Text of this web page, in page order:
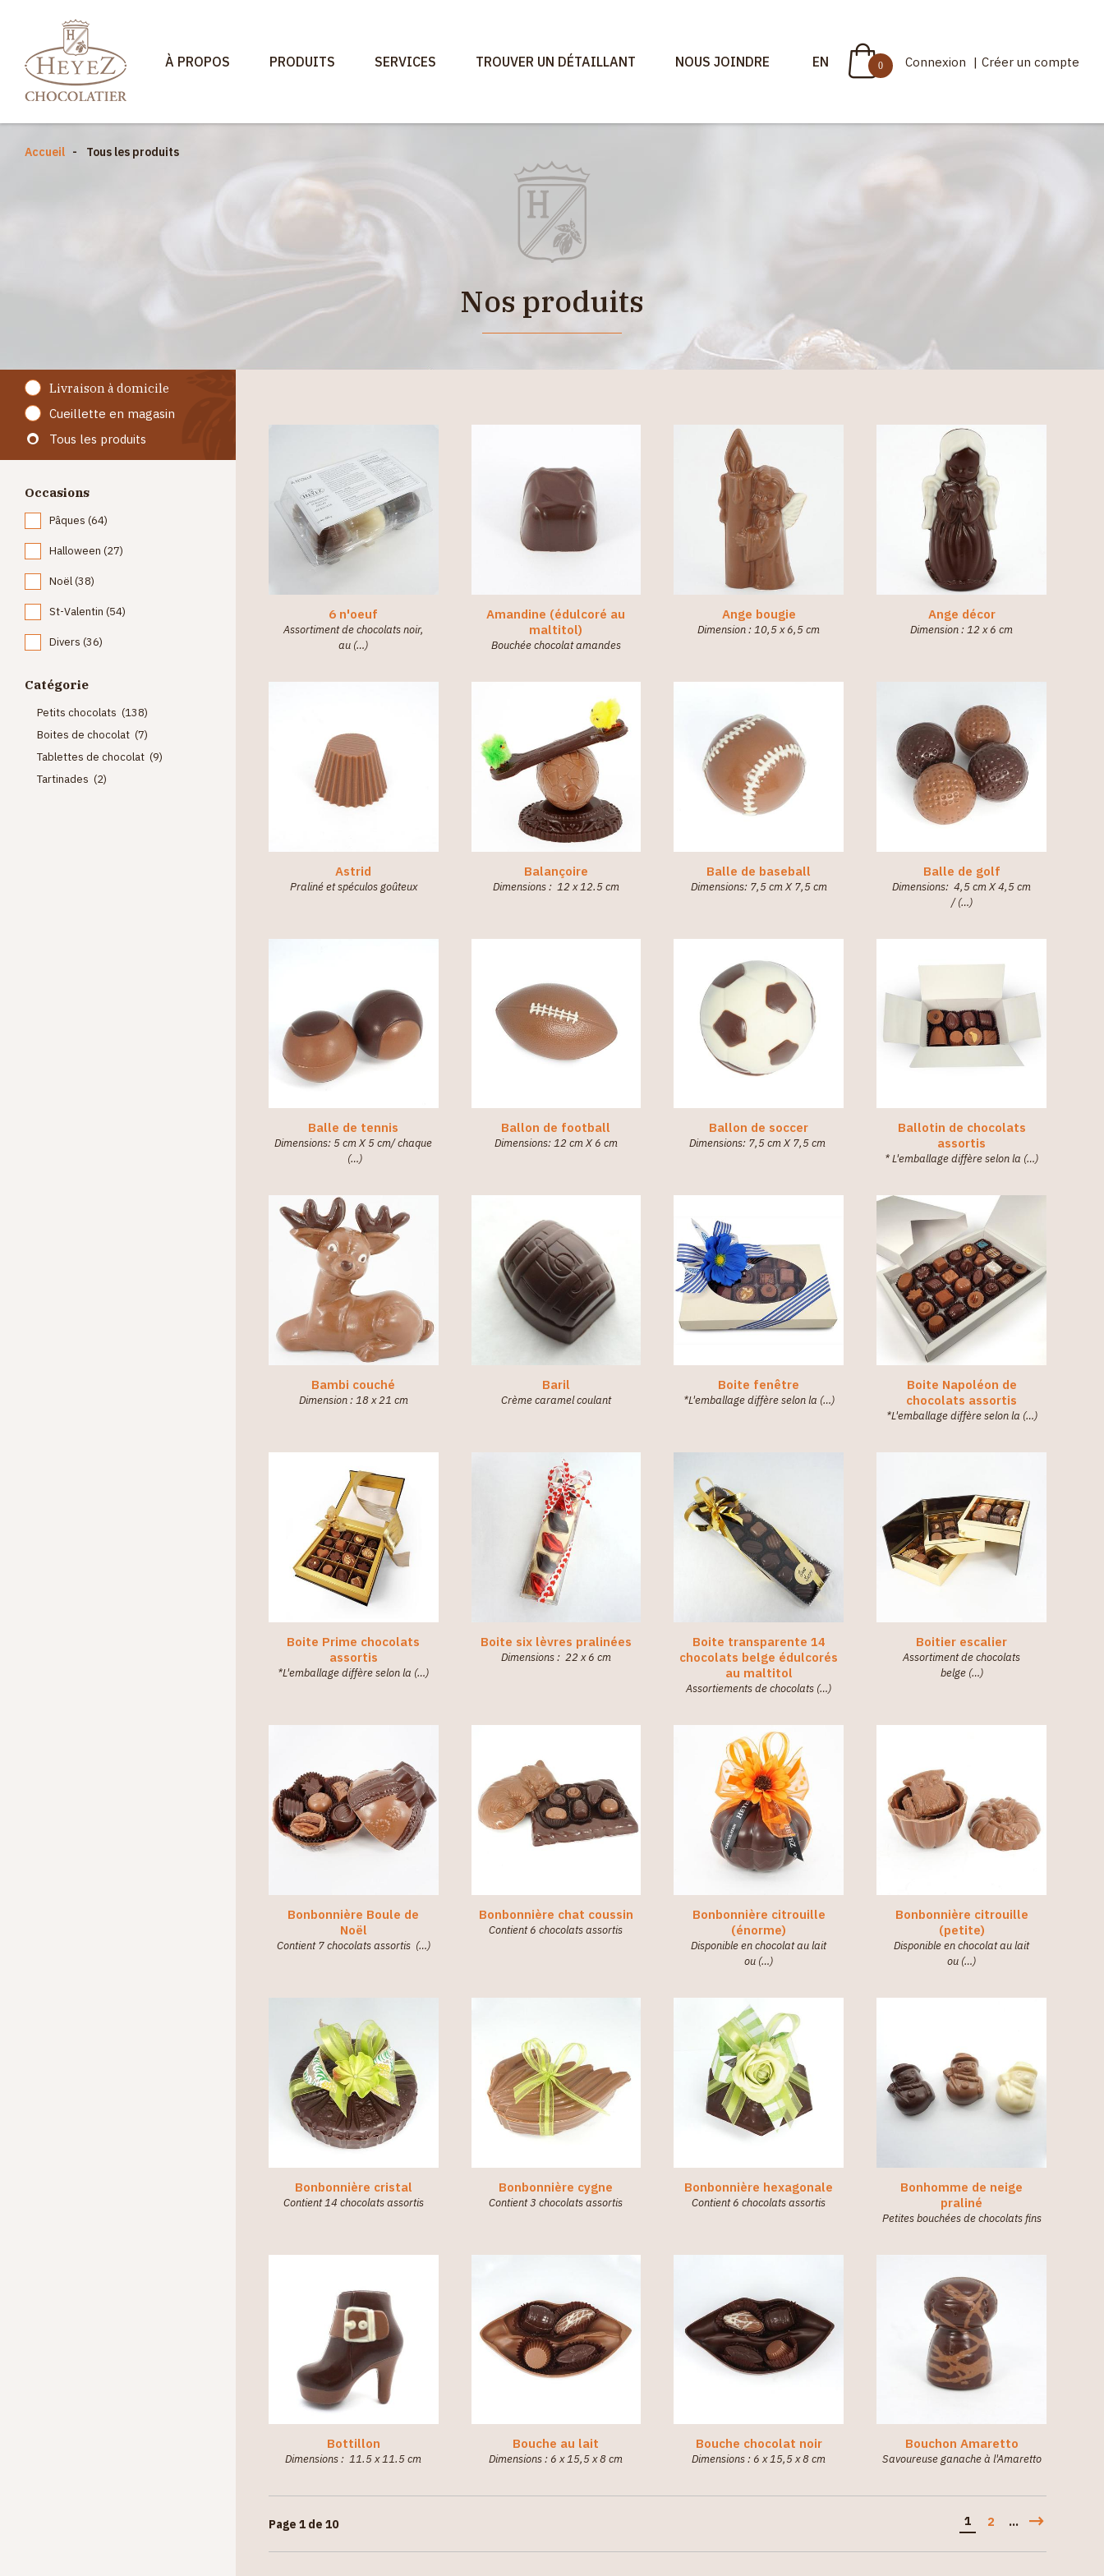
À PROPOS PRODUITS SERVICES TROUVER UN DÉTAILLANT NOUS JOINDRE EN 0 Connexion | Créer un compte
Accueil Tous les produits
Nos produits
Livraison à domicile
Cueillette en magasin
Tous les produits
Occasions
Pâques (64)
Halloween (27)
Noël (38)
St-Valentin (54)
Divers (36)
Catégorie
Petits chocolats (138)
Boites de chocolat (7)
Tablettes de chocolat (9)
Tartinades (2)
6 n'oeuf
Assortiment de chocolats noir,
au (…)
Amandine (édulcoré au
maltitol)
Bouchée chocolat amandes
Ange bougie
Dimension : 10,5 x 6,5 cm
Ange décor
Dimension : 12 x 6 cm
Astrid
Praliné et spéculos goûteux
Balançoire
Dimensions : 12 x 12.5 cm
Balle de baseball
Dimensions: 7,5 cm X 7,5 cm
Balle de golf
Dimensions: 4,5 cm X 4,5 cm
/ (…)
Balle de tennis
Dimensions: 5 cm X 5 cm/ chaque
(…)
Ballon de football
Dimensions: 12 cm X 6 cm
Ballon de soccer
Dimensions: 7,5 cm X 7,5 cm
Ballotin de chocolats
assortis
* L'emballage diffère selon la (…)
Bambi couché
Dimension : 18 x 21 cm
Baril
Crème caramel coulant
Boite fenêtre
*L'emballage diffère selon la (…)
Boite Napoléon de
chocolats assortis
*L'emballage diffère selon la (…)
Boite Prime chocolats
assortis
*L'emballage diffère selon la (…)
Boite six lèvres pralinées
Dimensions : 22 x 6 cm
Boite transparente 14
chocolats belge édulcorés
au maltitol
Assortiements de chocolats (…)
Boitier escalier
Assortiment de chocolats
belge (…)
Bonbonnière Boule de
Noël
Contient 7 chocolats assortis (…)
Bonbonnière chat coussin
Contient 6 chocolats assortis
Bonbonnière citrouille
(énorme)
Disponible en chocolat au lait
ou (…)
Bonbonnière citrouille
(petite)
Disponible en chocolat au lait
ou (…)
Bonbonnière cristal
Contient 14 chocolats assortis
Bonbonnière cygne
Contient 3 chocolats assortis
Bonbonnière hexagonale
Contient 6 chocolats assortis
Bonhomme de neige
praliné
Petites bouchées de chocolats fins
Bottillon
Dimensions : 11.5 x 11.5 cm
Bouche au lait
Dimensions : 6 x 15,5 x 8 cm
Bouche chocolat noir
Dimensions : 6 x 15,5 x 8 cm
Bouchon Amaretto
Savoureuse ganache à l'Amaretto
Page 1de 10 1 2 ...